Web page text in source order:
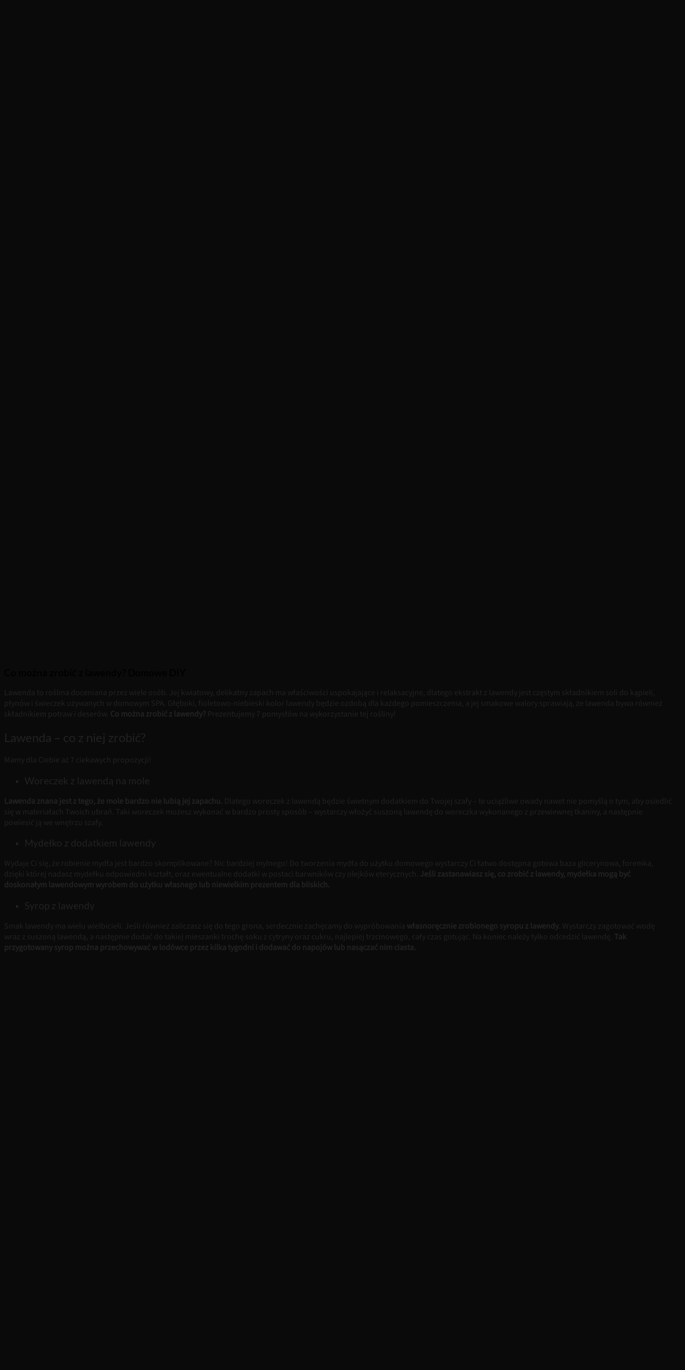
Lawenda to roślina doceniana przez wiele osób. Jej kwiatowy, delikatny zapach ma właściwości uspokajające i relaksacyjne, dlatego ekstrakt z lawendy jest częstym składnikiem soli do kąpieli,
płynów i świeczek używanych w domowym SPA. Głęboki, fioletowo-niebieski kolor lawendy będzie ozdobą dla każdego pomieszczenia, a jej smakowe walory sprawiają, że lawenda bywa również
składnikiem potraw i deserów. Co można zrobić z lawendy? Prezentujemy 7 pomysłów na wykorzystanie tej rośliny!
Lawenda – co z niej zrobić?
Mamy dla Ciebie aż 7 ciekawych propozycji!
Woreczek z lawendą na mole
Lawenda znana jest z tego, że mole bardzo nie lubią jej zapachu. Dlatego woreczek z lawendą będzie świetnym dodatkiem do Twojej szafy – te uciążliwe owady nawet nie pomyślą o tym, aby osiedlić
się w materiałach Twoich ubrań. Taki woreczek możesz wykonać w bardzo prosty sposób – wystarczy włożyć suszoną lawendę do woreczka wykonanego z przewiewnej tkaniny, a następnie
powiesić ją we wnętrzu szafy.
Mydełko z dodatkiem lawendy
Wydaje Ci się, że robienie mydła jest bardzo skomplikowane? Nic bardziej mylnego! Do tworzenia mydła do użytku domowego wystarczy Ci łatwo dostępna gotowa baza glicerynowa, foremka,
dzięki której nadasz mydełku odpowiedni kształt, oraz ewentualne dodatki w postaci barwników czy olejków eterycznych. Jeśli zastanawiasz się, co zrobić z lawendy, mydełka mogą być
doskonałym lawendowym wyrobem do użytku własnego lub niewielkim prezentem dla bliskich.
Syrop z lawendy
Smak lawendy ma wielu wielbicieli. Jeśli również zaliczasz się do tego grona, serdecznie zachęcamy do wypróbowania własnoręcznie zrobionego syropu z lawendy . Wystarczy zagotować wodę
wraz z suszoną lawendą, a następnie dodać do takiej mieszanki trochę soku z cytryny oraz cukru, najlepiej trzcinowego, cały czas gotując. Na koniec należy tylko odcedzić lawendę. Tak
przygotowany syrop można przechowywać w lodówce przez kilka tygodni i dodawać do napojów lub nasączać nim ciasta.